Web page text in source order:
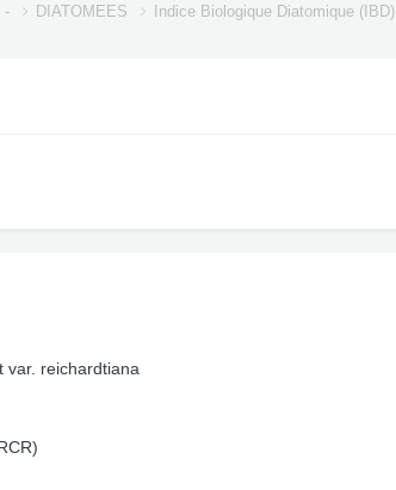
- DIATOMEES Indice Biologique Diatomique (IBD)
var. reichardtiana